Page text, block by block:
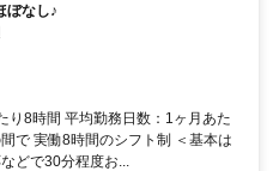
ぼなし♪
り8時間 平均勤務日数：1ヶ月あた
で 実働8時間のシフト制 ＜基本は
どで30分程度お...